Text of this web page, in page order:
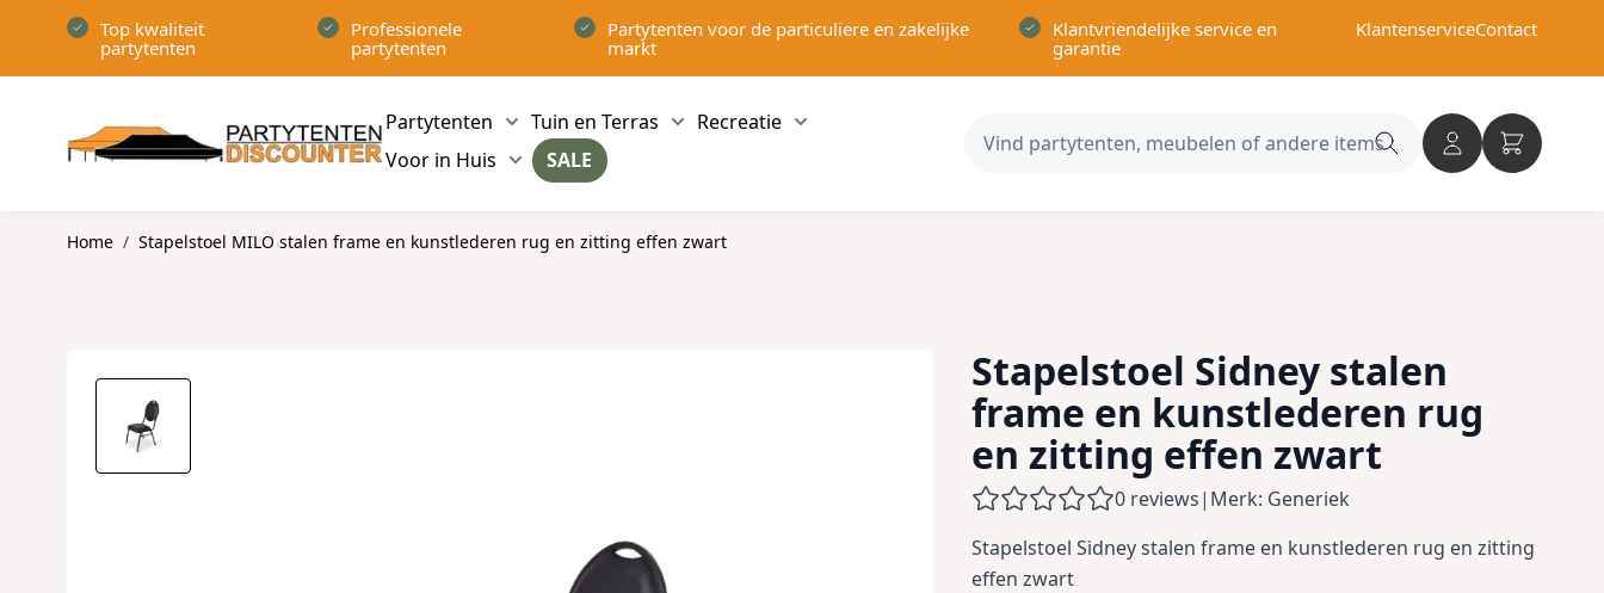
Top kwaliteit
partytenten
Professionele
partytenten
Partytenten voor de particuliere en zakelijke
markt
Klantvriendelijke service en
garantie
KlantenserviceContact
Partytenten
Show submenu for Partytenten category
Tuin en Terras
Show submenu for Tuin en Terras category
Recreatie
Show submenu for Recreatie category
Voor in Huis
Show submenu for Voor in Huis category
SALE
Search
Home / Stapelstoel MILO stalen frame en kunstlederen rug en zitting effen zwart
Stapelstoel Sidney stalen
frame en kunstlederen rug
en zitting effen zwart
0 reviews| Merk: Generiek
Stapelstoel Sidney stalen frame en kunstlederen rug en zitting
effen zwart